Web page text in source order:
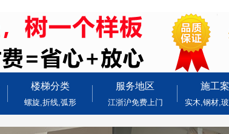
楼梯分类
螺旋,折线,弧形
服务地区
江浙沪免费上门
施工
实木,钢材,